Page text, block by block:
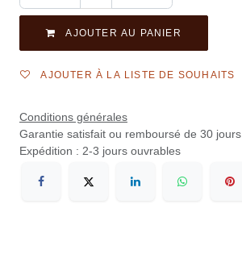
AJOUTER AU PANIER
AJOUTER À LA LISTE DE SOUHAITS
Conditions générales
Garantie satisfait ou remboursé de 30 jours
Expédition : 2-3 jours ouvrables